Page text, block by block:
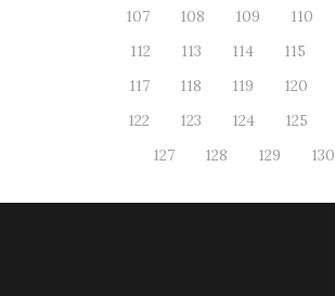
107
108 109 110
112
113 114 115
117
118 119 120
122
123 124 125
127
128 129 130